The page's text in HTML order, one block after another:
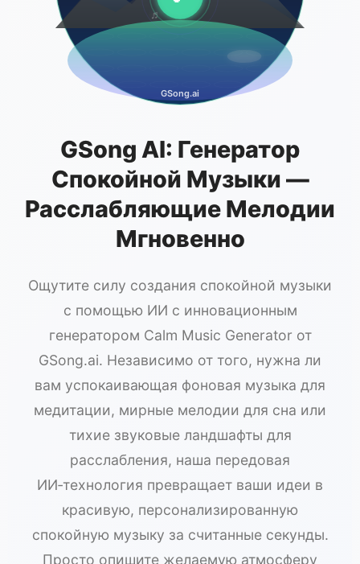
GSong AI: Генератор
Спокойной Музыки —
Расслабляющие Мелодии
Мгновенно
Ощутите силу создания спокойной музыки
с помощью ИИ с инновационным
генератором Calm Music Generator от
GSong.ai. Независимо от того, нужна ли
вам успокаивающая фоновая музыка для
медитации, мирные мелодии для сна или
тихие звуковые ландшафты для
расслабления, наша передовая
ИИ‑технология превращает ваши идеи в
красивую, персонализированную
спокойную музыку за считанные секунды.
Просто опишите желаемую атмосферу
♬
GSong.ai